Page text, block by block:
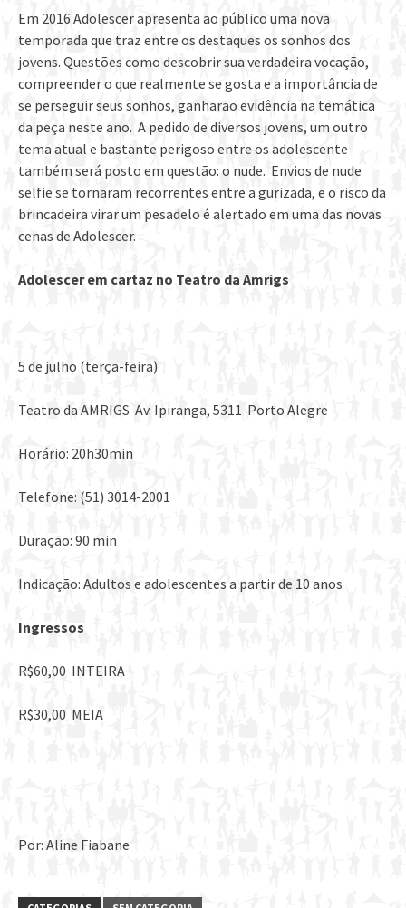
Em 2016 Adolescer apresenta ao público uma nova
temporada que traz entre os destaques os sonhos dos
jovens. Questões como descobrir sua verdadeira vocação,
compreender o que realmente se gosta e a importância de
se perseguir seus sonhos, ganharão evidência na temática
da peça neste ano. A pedido de diversos jovens, um outro
tema atual e bastante perigoso entre os adolescente
também será posto em questão: o nude. Envios de nude
selfie se tornaram recorrentes entre a gurizada, e o risco da
brincadeira virar um pesadelo é alertado em uma das novas
cenas de Adolescer.
Adolescer em cartaz no Teatro da Amrigs
5 de julho (terça-feira)
Teatro da AMRIGS ­ Av. Ipiranga, 5311 ­ Porto Alegre
Horário: 20h30min
Telefone: (51) 3014-2001
Duração: 90 min
Indicação: Adultos e adolescentes a partir de 10 anos
Ingressos
R$60,00 ­ INTEIRA
R$30,00 ­ MEIA
Por: Aline Fiabane